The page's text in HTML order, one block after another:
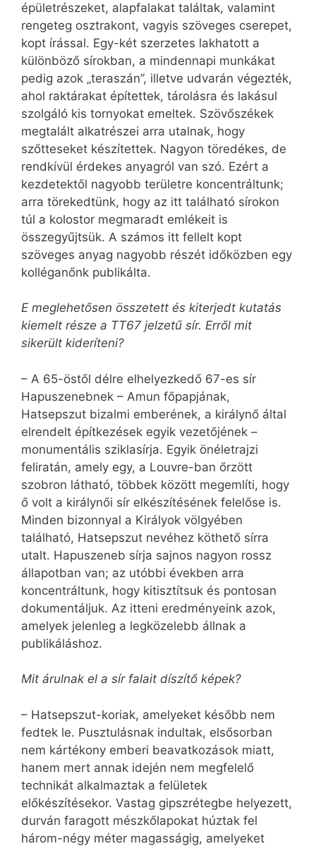
épületrészeket, alapfalakat találtak, valamint
rengeteg osztrakont, vagyis szöveges cserepet,
kopt írással. Egy-két szerzetes lakhatott a
különböző sírokban, a mindennapi munkákat
pedig azok „teraszán”, illetve udvarán végezték,
ahol raktárakat építettek, tárolásra és lakásul
szolgáló kis tornyokat emeltek. Szövőszékek
megtalált alkatrészei arra utalnak, hogy
szőtteseket készítettek. Nagyon töredékes, de
rendkívül érdekes anyagról van szó. Ezért a
kezdetektől nagyobb területre koncentráltunk;
arra törekedtünk, hogy az itt található sírokon
túl a kolostor megmaradt emlékeit is
összegyűjtsük. A számos itt fellelt kopt
szöveges anyag nagyobb részét időközben egy
kolléganőnk publikálta.
E meglehetősen összetett és kiterjedt kutatás
kiemelt része a TT67 jelzetű sír. Erről mit
sikerült kideríteni?
– A 65-östől délre elhelyezkedő 67-es sír
Hapuszenebnek – Amun főpapjának,
Hatsepszut bizalmi emberének, a királynő által
elrendelt építkezések egyik vezetőjének –
monumentális sziklasírja. Egyik önéletrajzi
feliratán, amely egy, a Louvre-ban őrzött
szobron látható, többek között megemlíti, hogy
ő volt a királynői sír elkészítésének felelőse is.
Minden bizonnyal a Királyok völgyében
található, Hatsepszut nevéhez köthető sírra
utalt. Hapuszeneb sírja sajnos nagyon rossz
állapotban van; az utóbbi években arra
koncentráltunk, hogy kitisztítsuk és pontosan
dokumentáljuk. Az itteni eredményeink azok,
amelyek jelenleg a legközelebb állnak a
publikáláshoz.
Mit árulnak el a sír falait díszítő képek?
– Hatsepszut-koriak, amelyeket később nem
fedtek le. Pusztulásnak indultak, elsősorban
nem kártékony emberi beavatkozások miatt,
hanem mert annak idején nem megfelelő
technikát alkalmaztak a felületek
előkészítésekor. Vastag gipszrétegbe helyezett,
durván faragott mészkőlapokat húztak fel
három-négy méter magasságig, amelyeket